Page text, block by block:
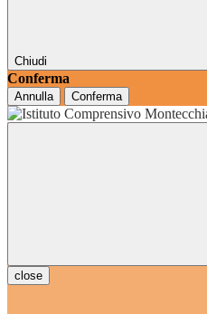
Chiudi
Conferma
Annulla Conferma
grado
close